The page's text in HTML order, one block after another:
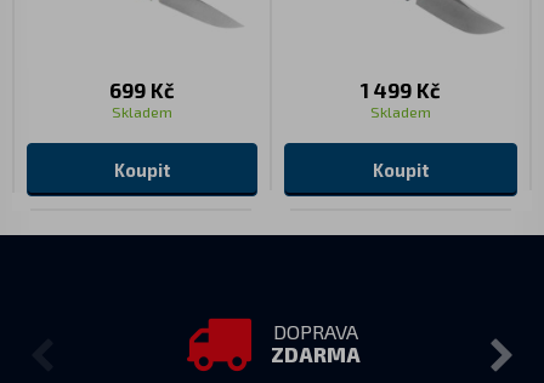
699 Kč
Skladem
Koupit
1 499 Kč
Skladem
Koupit
DOPRAVA
ZDARMA